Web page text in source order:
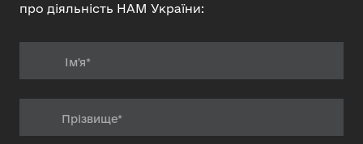
про діяльність НАМ України: